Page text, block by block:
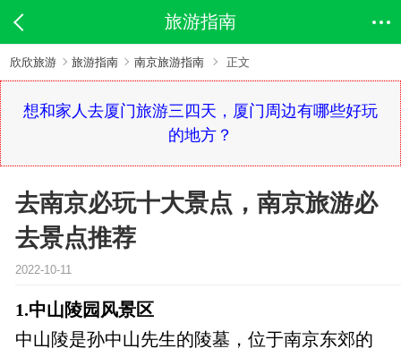
旅游指南
欣欣旅游 旅游指南 南京旅游指南 正文
想和家人去厦门旅游三四天，厦门周边有哪些好玩
的地方？
去南京必玩十大景点，南京旅游必
去景点推荐
2022-10-11
1.中山陵园风景区
中山陵是孙中山先生的陵墓，位于南京东郊的